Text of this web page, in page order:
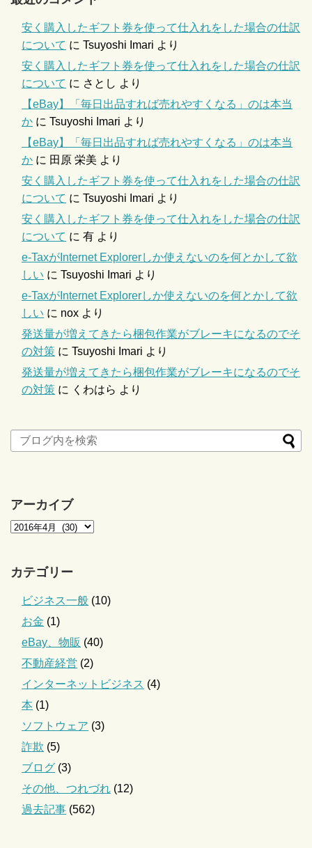
安く購入したギフト券を使って仕入れをした場合の仕訳
について に Tsuyoshi Imari より
安く購入したギフト券を使って仕入れをした場合の仕訳
について に さとし より
【eBay】「毎日出品すれば売れやすくなる」のは本当
か に Tsuyoshi Imari より
【eBay】「毎日出品すれば売れやすくなる」のは本当
か に 田原 栄美 より
安く購入したギフト券を使って仕入れをした場合の仕訳
について に Tsuyoshi Imari より
安く購入したギフト券を使って仕入れをした場合の仕訳
について に 有 より
e-TaxがInternet Explorerしか使えないのを何とかして欲
しい に Tsuyoshi Imari より
e-TaxがInternet Explorerしか使えないのを何とかして欲
しい に nox より
発送量が増えてきたら梱包作業がブレーキになるのでそ
の対策 に Tsuyoshi Imari より
発送量が増えてきたら梱包作業がブレーキになるのでそ
の対策 に くわはら より
アーカイブ
カテゴリー
ビジネス一般 (10)
お金 (1)
eBay、物販 (40)
不動産経営 (2)
インターネットビジネス (4)
本 (1)
ソフトウェア (3)
詐欺 (5)
ブログ (3)
その他、つれづれ (12)
過去記事 (562)